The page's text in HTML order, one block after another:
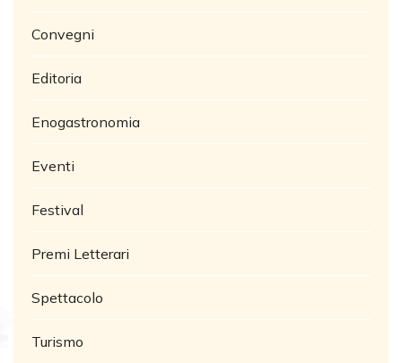
Convegni
Editoria
Enogastronomia
Eventi
Festival
Premi Letterari
Spettacolo
Turismo